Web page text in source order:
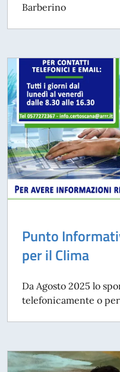
Barberino
Punto
per il Clima
Da Agosto 2025 lo
telefonicamente o